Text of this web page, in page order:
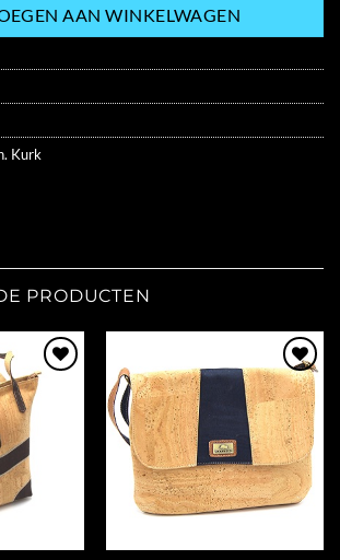
AAN WINKELWAGEN
Kurk
PRODUCTEN
Add to
Wishlist
Add to
Wishlist